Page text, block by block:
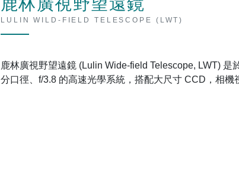
LULIN WILD-FIELD TELESCOPE (LWT)
鹿林廣視野望遠鏡 (Lulin Wide-field Telescope, LWT)
分口徑、f/3.8 的高速光學系統，搭配大尺寸 CCD，相